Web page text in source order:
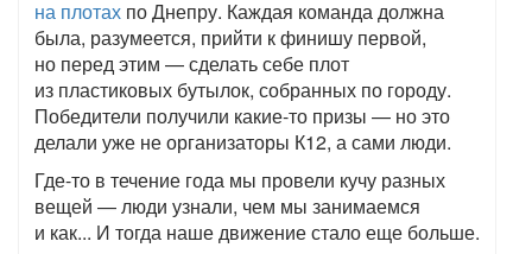
на плотах по Днепру. Каждая команда должна
была, разумеется, прийти к финишу первой,
но перед этим — сделать себе плот
из пластиковых бутылок, собранных по городу.
Победители получили какие-то призы — но это
делали уже не организаторы К12, а сами люди.
Где-то в течение года мы провели кучу разных
вещей — люди узнали, чем мы занимаемся
и как... И тогда наше движение стало еще больше.